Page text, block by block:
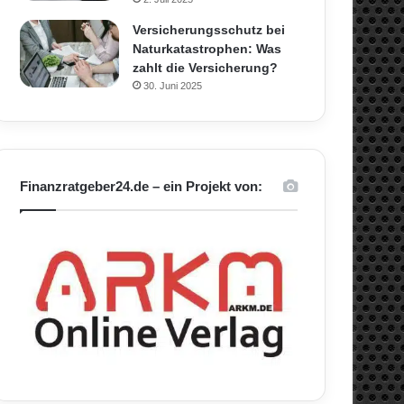
Versicherungsschutz bei
Naturkatastrophen: Was
zahlt die Versicherung?
30. Juni 2025
Finanzratgeber24.de – ein Projekt von: